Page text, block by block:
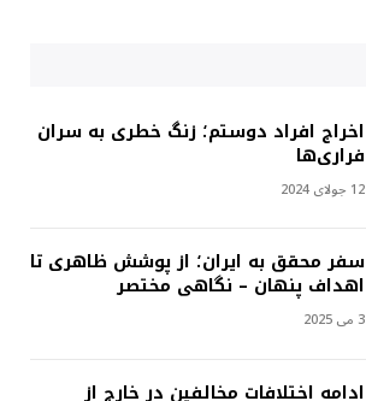
اخراج افراد دوستم؛ زنگ خطری به سران
فراری‌ها
12 جولای 2024
سفر محقق به ایران؛ از پوشش ظاهری تا
اهداف پنهان – نگاهی مختصر
3 می 2025
ادامه اختلافات مخالفین در خارج از